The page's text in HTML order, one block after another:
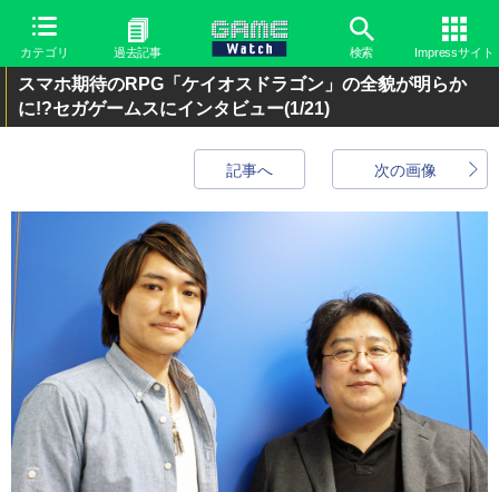
カテゴリ 過去記事 検索 Impressサイト
スマホ期待のRPG「ケイオスドラゴン」の全貌が明らか
に!?セガゲームスにインタビュー(1/21)
次の画像
記事へ